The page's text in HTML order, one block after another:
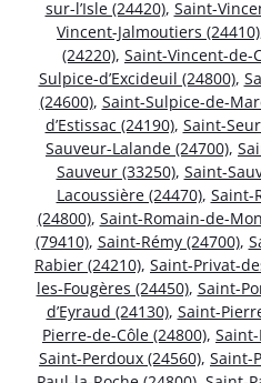
sur-l’Isle (24420), Saint-
Vincent-Jalmoutiers (24410)
(24220), Saint-Vincent-de-
Sulpice-d’Excideuil (24800),
(24600), Saint-Sulpice-de-
d’Estissac (24190), Saint-
Sauveur-Lalande (24700),
Sauveur (33250), Saint-
Lacoussière (24470), Saint-
(24800), Saint-Romain-de-
(79410), Saint-Rémy (24700),
Rabier (24210), Saint-Privat-
les-Fougères (24450), Saint-
d’Eyraud (24130), Saint-
Pierre-de-Côle (24800),
Saint-Perdoux (24560), Saint-